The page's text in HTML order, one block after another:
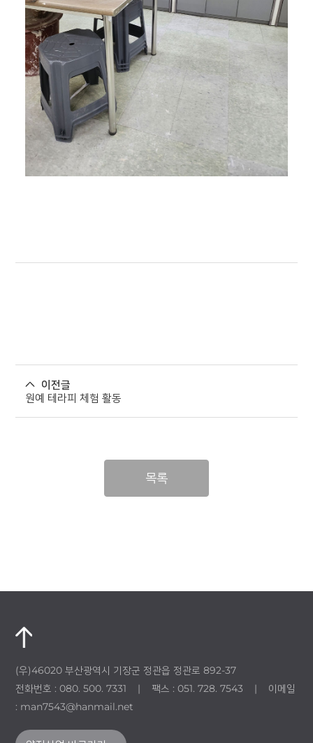
이전글
원예 테라피 체험 활동
목록
(우)46020 부산광역시 기장군 정관읍 정관로 892-37
전화번호 : 080. 500. 7331 | 팩스 : 051. 728. 7543 | 이메일
: man7543@hanmail.net